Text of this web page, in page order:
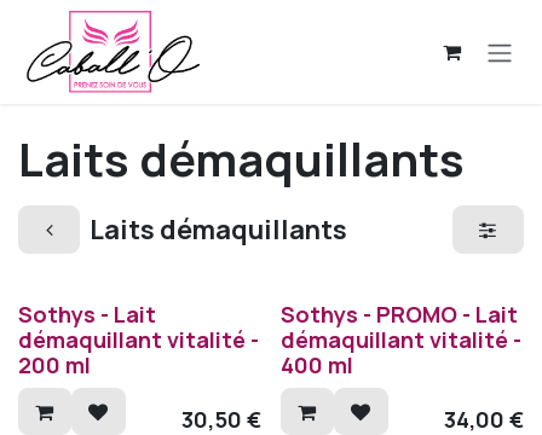
Se rendre au contenu
Laits démaquillants
Laits démaquillants
Sothys - Lait
démaquillant vitalité -
200 ml
30,50 €
Sothys - PROMO - Lait
démaquillant vitalité -
400 ml
34,00 €